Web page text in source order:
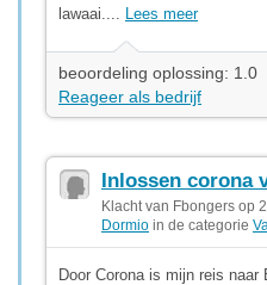
lawaai.... Lees meer
beoordeling oplossing: 1.0
Reageer als bedrijf
Inlossen corona
Klacht van Fbongers op
Dormio in de categorie
Door Corona is mijn reis naar